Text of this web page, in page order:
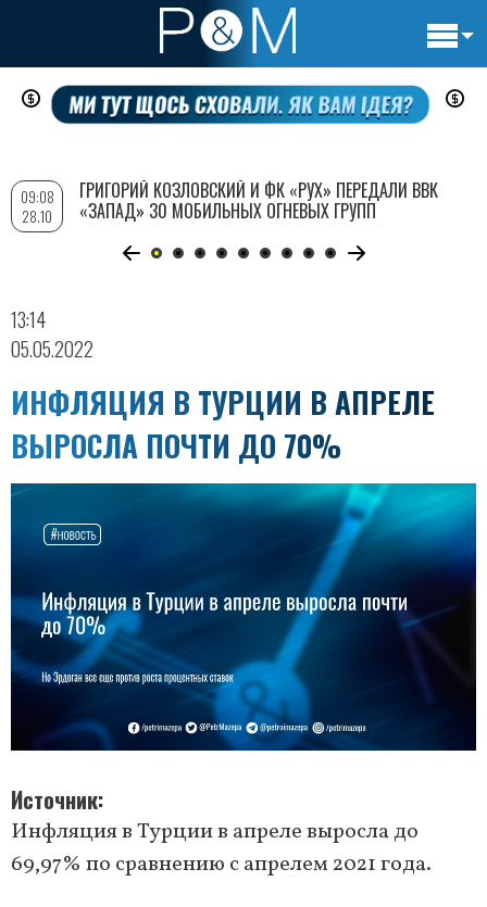
Перейти
содержанию
13:14
05.05.2022
ИНФЛЯЦИЯ В ТУРЦИИ В АПРЕЛЕ
ВЫРОСЛА ПОЧТИ ДО 70%
Источник
Инфляция в Турции в апреле выросла до
69,97% по сравнению с апрелем 2021 года.
09:08
28.10
ГРИГОРИЙ КОЗЛОВСКИЙ И ФК «РУХ» ПЕРЕДАЛИ ВВК
«ЗАПАД» 30 МОБИЛЬНЫХ ОГНЕВЫХ ГРУПП